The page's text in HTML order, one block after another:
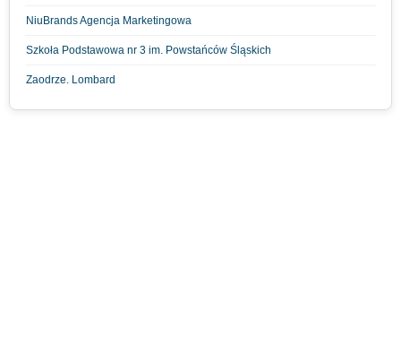
NiuBrands Agencja Marketingowa
Szkoła Podstawowa nr 3 im. Powstańców Śląskich
Zaodrze. Lombard